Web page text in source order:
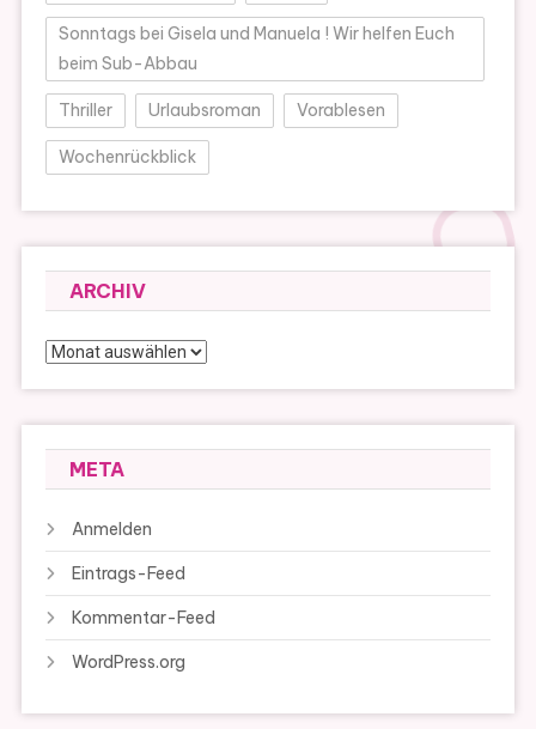
Sonntags bei Gisela und Manuela ! Wir helfen Euch
beim Sub-Abbau
Thriller Urlaubsroman Vorablesen
Wochenrückblick
ARCHIV
Archiv
META
Anmelden
Eintrags-Feed
Kommentar-Feed
WordPress.org